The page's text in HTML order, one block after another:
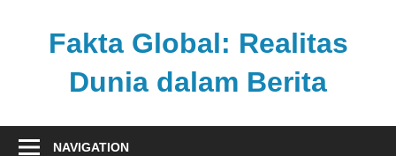
Fakta Global: Realitas
Dunia dalam Berita
kabar
NAVIGATION